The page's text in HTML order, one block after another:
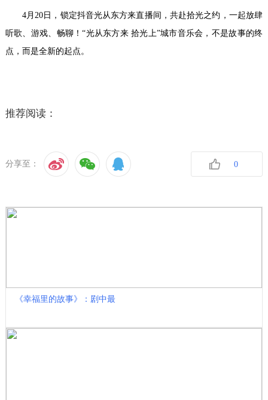
4月20日，锁定抖音光从东方来直播间，共赴拾光之约，一起放肆
听歌、游戏、畅聊！“光从东方来 拾光上”城市音乐会，不是故事的终
点，而是全新的起点。
推荐阅读：
分享至： 0
《幸福里的故事》：剧中最